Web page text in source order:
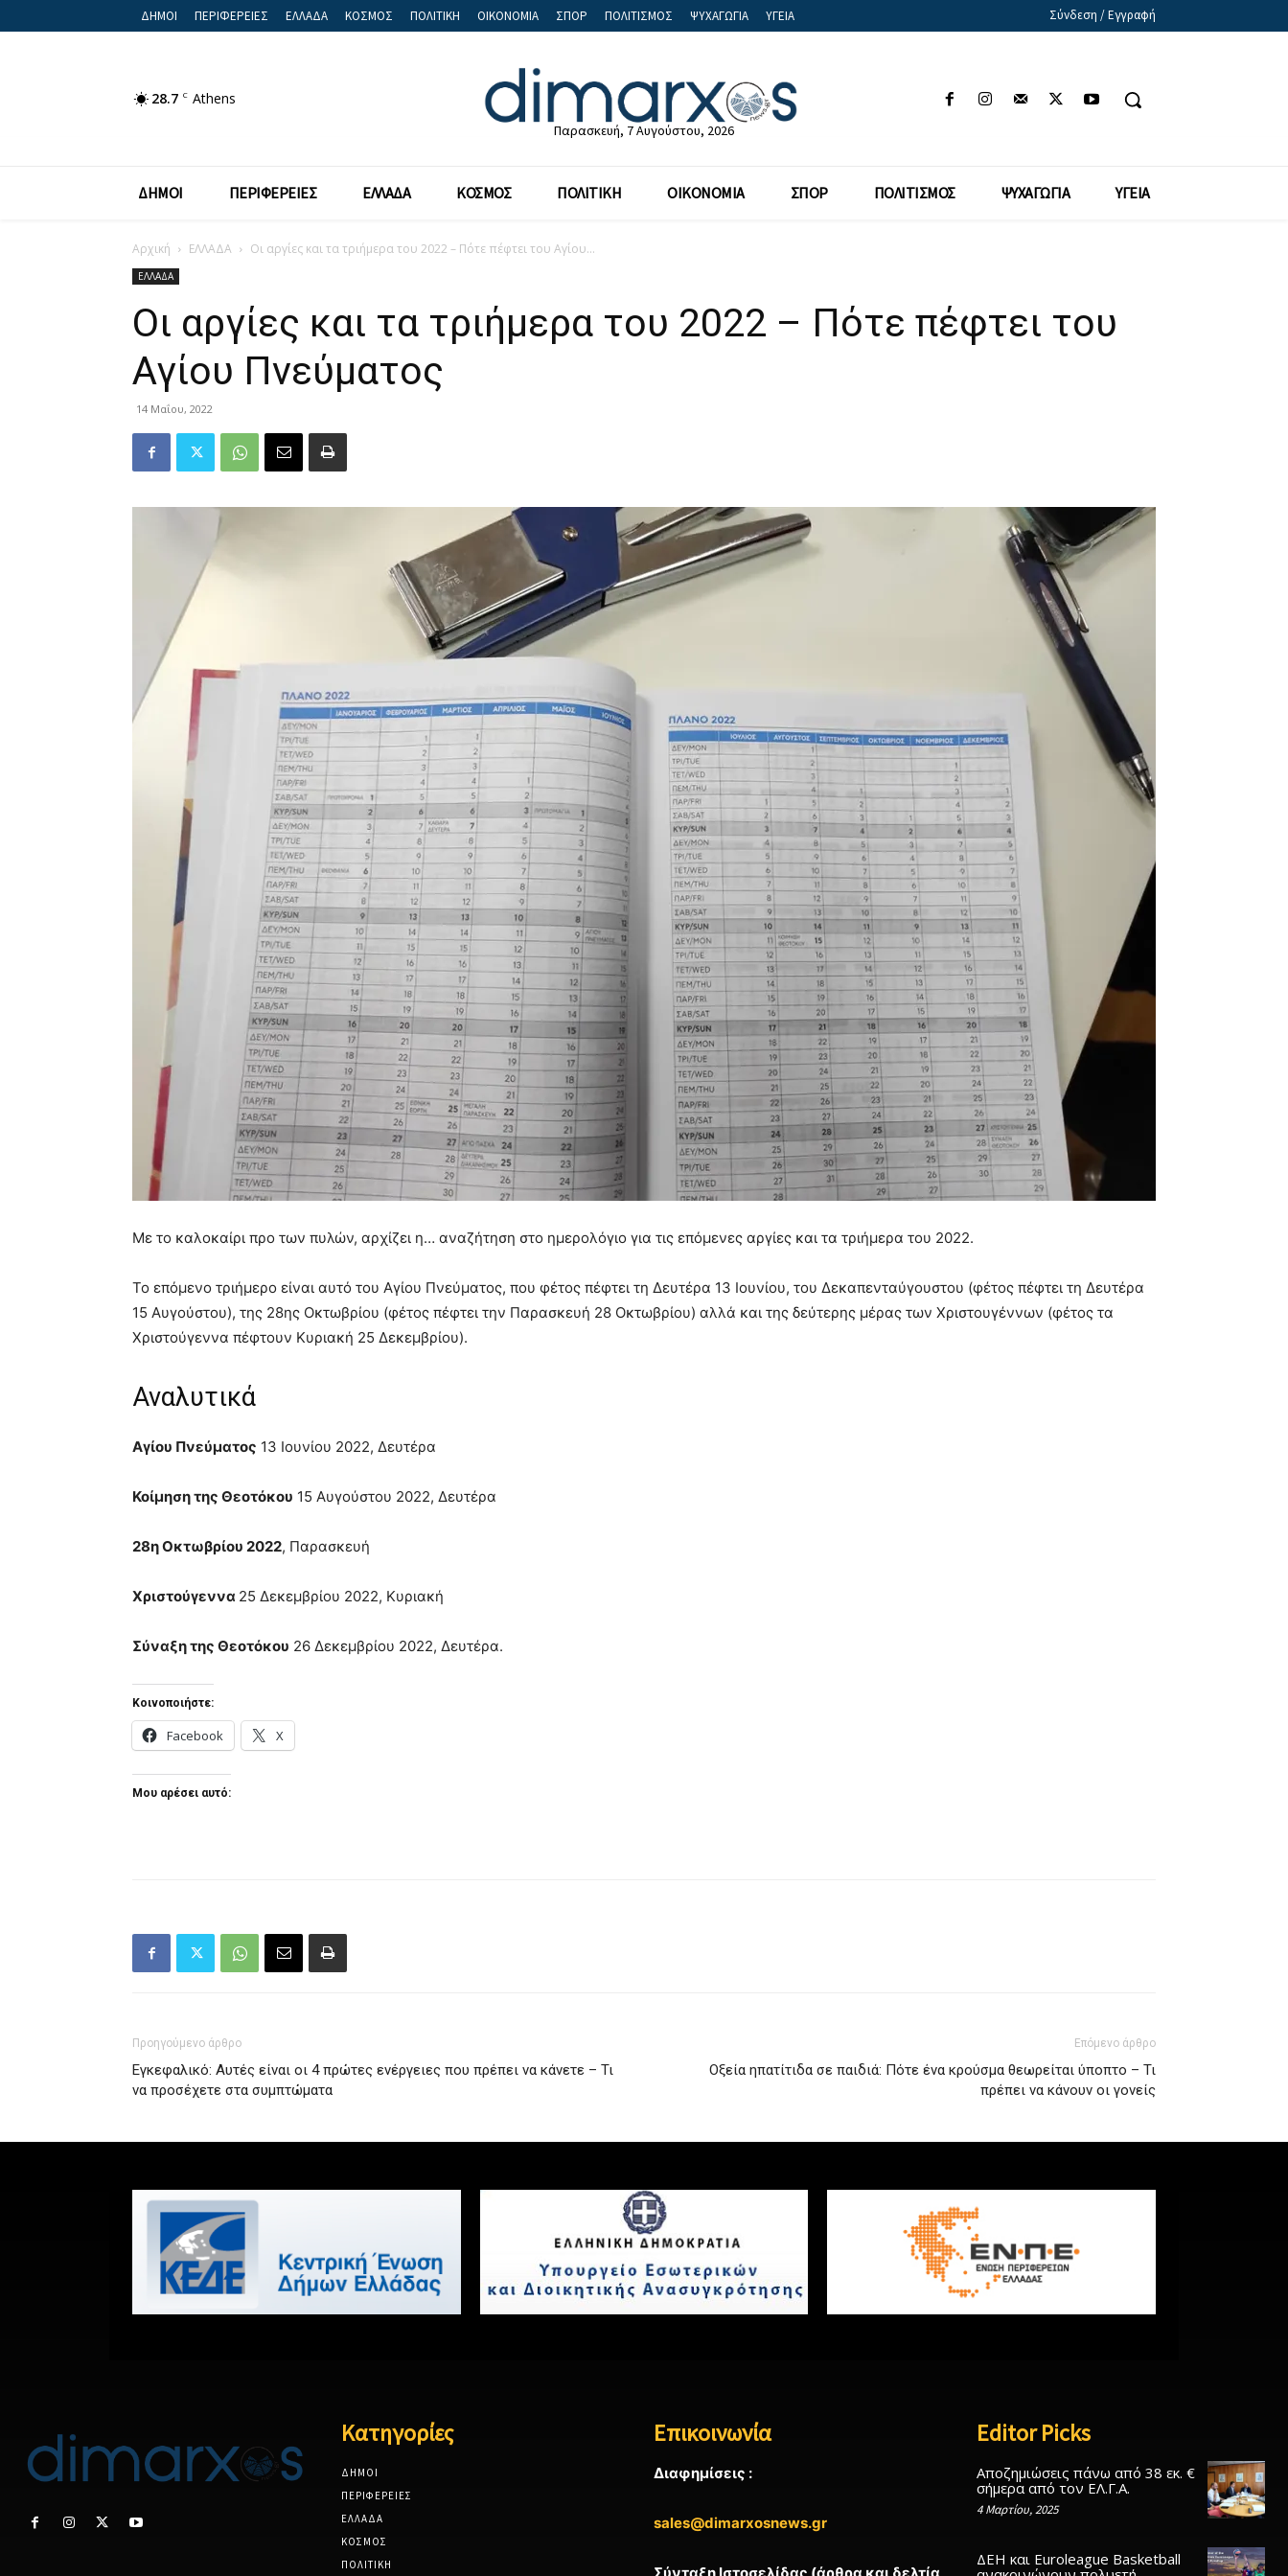
ΔΗΜΟΙ ΠΕΡΙΦΕΡΕΙΕΣ ΕΛΛΑΔΑ ΚΟΣΜΟΣ ΠΟΛΙΤΙΚΗ ΟΙΚΟΝΟΜΙΑ ΣΠΟΡ ΠΟΛΙΤΙΣΜΟΣ ΨΥΧΑΓΩΓΙΑ ΥΓΕΙΑ Σύνδεση / Εγγραφή
28.7 C Athens
Παρασκευή, 7 Αυγούστου, 2026
ΔΗΜΟΙ ΠΕΡΙΦΕΡΕΙΕΣ ΕΛΛΑΔΑ ΚΟΣΜΟΣ ΠΟΛΙΤΙΚΗ ΟΙΚΟΝΟΜΙΑ ΣΠΟΡ ΠΟΛΙΤΙΣΜΟΣ ΨΥΧΑΓΩΓΙΑ ΥΓΕΙΑ
Αρχική ΕΛΛΑΔΑ Οι αργίες και τα τριήμερα του 2022 – Πότε πέφτει του Αγίου...
ΕΛΛΑΔΑ
Οι αργίες και τα τριήμερα του 2022 – Πότε πέφτει του
Αγίου Πνεύματος
14 Μαΐου, 2022
Με το καλοκαίρι προ των πυλών, αρχίζει η… αναζήτηση στο ημερολόγιο για τις επόμενες αργίες και τα τριήμερα του 2022.
Το επόμενο τριήμερο είναι αυτό του Αγίου Πνεύματος, που φέτος πέφτει τη Δευτέρα 13 Ιουνίου, του Δεκαπενταύγουστου (φέτος πέφτει τη Δευτέρα
15 Αυγούστου), της 28ης Οκτωβρίου (φέτος πέφτει την Παρασκευή 28 Οκτωβρίου) αλλά και της δεύτερης μέρας των Χριστουγέννων (φέτος τα
Χριστούγεννα πέφτουν Κυριακή 25 Δεκεμβρίου).
Αναλυτικά
Αγίου Πνεύματος 13 Ιουνίου 2022, Δευτέρα
Κοίμηση της Θεοτόκου 15 Αυγούστου 2022, Δευτέρα
28η Οκτωβρίου 2022, Παρασκευή
Χριστούγεννα 25 Δεκεμβρίου 2022, Κυριακή
Σύναξη της Θεοτόκου 26 Δεκεμβρίου 2022, Δευτέρα.
Κοινοποιήστε:
Facebook X
Μου αρέσει αυτό:
Προηγούμενο άρθρο
Εγκεφαλικό: Αυτές είναι οι 4 πρώτες ενέργειες που πρέπει να κάνετε – Τι
να προσέχετε στα συμπτώματα
Επόμενο άρθρο
Οξεία ηπατίτιδα σε παιδιά: Πότε ένα κρούσμα θεωρείται ύποπτο – Τι
πρέπει να κάνουν οι γονείς
Κατηγορίες
ΔΗΜΟΙ
ΠΕΡΙΦΕΡΕΙΕΣ
ΕΛΛΑΔΑ
ΚΟΣΜΟΣ
ΠΟΛΙΤΙΚΗ
Επικοινωνία
Διαφημίσεις :
sales@dimarxosnews.gr
Editor Picks
Αποζημιώσεις πάνω από 38 εκ. €
σήμερα από τον ΕΛ.Γ.Α.
4 Μαρτίου, 2025
ΔΕΗ και Euroleague Basketball